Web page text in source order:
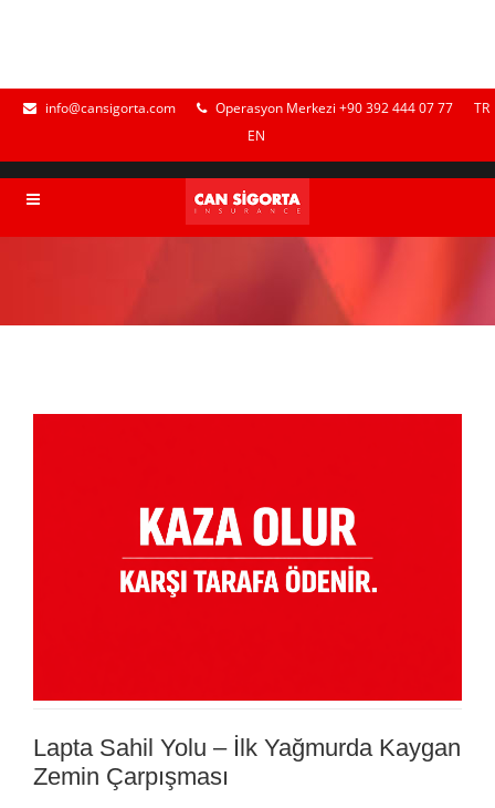
info@cansigorta.com Operasyon Merkezi +90 392 444 07 77
TR
EN
Lapta Sahil Yolu – İlk Yağmurda Kaygan
Zemin Çarpışması